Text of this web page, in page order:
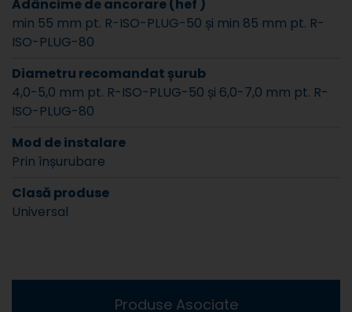
Adâncime de ancorare (hef )
min 55 mm pt. R-ISO-PLUG-50 și min 85 mm pt. R-
ISO-PLUG-80
Diametru recomandat șurub
4,0-5,0 mm pt. R-ISO-PLUG-50 și 6,0-7,0 mm pt. R-
ISO-PLUG-80
Mod de instalare
Prin înșurubare
Clasă produse
Universal
Produse Asociate